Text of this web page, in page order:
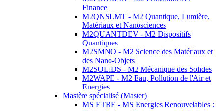
Finance
M2QNSLMT - M2 Quantique, Lumière,
Matériaux et Nanosciences
M2QUANTDEV - M2 Dispositifs
Quantiques
M2SMNO - M2 Science des Matériaux et
des Nano-Objets
M2SOLIDS - M2 Mécanique des Solides
M2WAPE - M2 Eau, Pollution de l'Air et
Energies
Mastère spécialisé (Master)
MS ETRE - MS Energies Renouvelables :